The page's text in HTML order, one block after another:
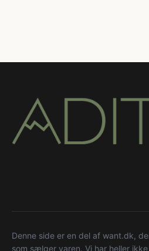
Denne side er en del af want.dk,
som sælger varen. Vi har heller